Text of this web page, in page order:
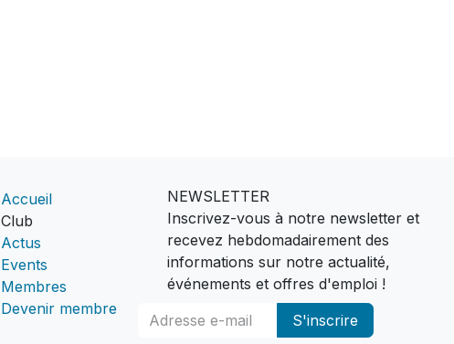
Accueil
Club
Actus
Events
Membres
Devenir membre
NEWSLETTER
Inscrivez-vous à notre newsletter et
recevez hebdomadairement des
informations sur notre actualité,
événements et offres d'emploi !
S'inscrire